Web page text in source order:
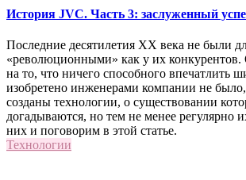
История JVC. Часть 3: заслуженный
Последние десятилетия ХХ века не были
«революционными» как у их конкурентов.
на то, что ничего способного впечатлить
изобретено инженерами компании не
созданы технологии, о существовании
догадываются, но тем не менее регулярно
них и поговорим в этой статье.
Технологии